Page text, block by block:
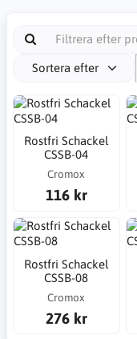
Sortera efter
Rostfri Schackel
CSSB-04
Cromox
116 kr
Rostfri Schackel
CSSB-08
Cromox
276 kr